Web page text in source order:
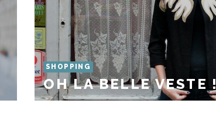
SHOPPING
OH LA BELLE VESTE !